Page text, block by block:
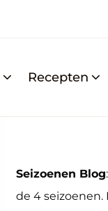
Recepten
Seizoenen Blog
de 4 seizoenen.